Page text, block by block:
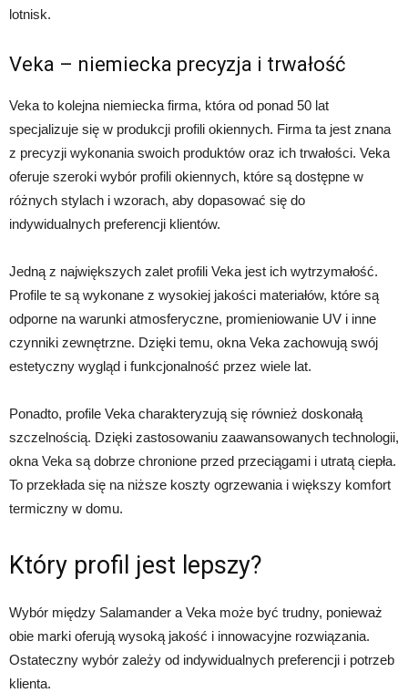
lotnisk.
Veka – niemiecka precyzja i trwałość
Veka to kolejna niemiecka firma, która od ponad 50 lat
specjalizuje się w produkcji profili okiennych. Firma ta jest znana
z precyzji wykonania swoich produktów oraz ich trwałości. Veka
oferuje szeroki wybór profili okiennych, które są dostępne w
różnych stylach i wzorach, aby dopasować się do
indywidualnych preferencji klientów.
Jedną z największych zalet profili Veka jest ich wytrzymałość.
Profile te są wykonane z wysokiej jakości materiałów, które są
odporne na warunki atmosferyczne, promieniowanie UV i inne
czynniki zewnętrzne. Dzięki temu, okna Veka zachowują swój
estetyczny wygląd i funkcjonalność przez wiele lat.
Ponadto, profile Veka charakteryzują się również doskonałą
szczelnością. Dzięki zastosowaniu zaawansowanych technologii,
okna Veka są dobrze chronione przed przeciągami i utratą ciepła.
To przekłada się na niższe koszty ogrzewania i większy komfort
termiczny w domu.
Który profil jest lepszy?
Wybór między Salamander a Veka może być trudny, ponieważ
obie marki oferują wysoką jakość i innowacyjne rozwiązania.
Ostateczny wybór zależy od indywidualnych preferencji i potrzeb
klienta.